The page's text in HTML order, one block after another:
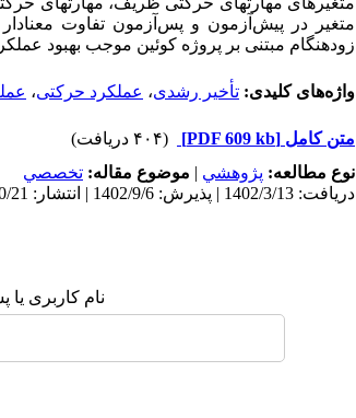
متغیر در پیش‌آ‌زمون و پس‌آزمون تفاوت
زودهنگام مبتنی بر پروژه کوئین موجب بهبود
واژه‌های کلیدی: تأخیر رشدی، عملکرد حرکتی،
متن کامل [PDF 609 kb]
(۴۰۴ دریافت)
نوع مطالعه: پژوهشي | موضوع مقاله: تخصصي
دریافت: 1402/3/13 | پذیرش: 1402/9/6 | انتشار: 1404/10/21
نام کاربری